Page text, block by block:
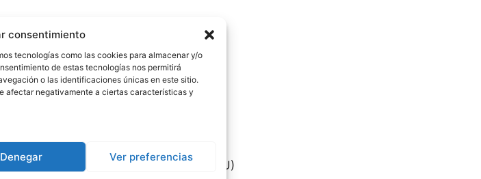
consentimiento
tecnologías como las cookies para almacenar y/o
de estas tecnologías nos permitirá
o las identificaciones únicas en este sitio.
afectar negativamente a ciertas características y
Denegar Ver preferencias
- Centro de Estudios a Distancia
de Organización Industrial (EOI)
de Altos Estudios Universitarios (IAEU)